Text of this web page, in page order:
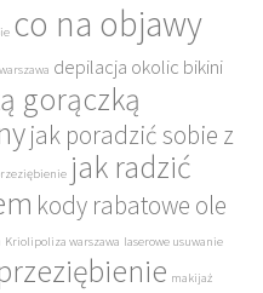
co na objawy
depilacja okolic bikini
gorączką
jak poradzić sobie z
jak radzić
kody rabatowe ole
Kriolipoliza warszawa laserowe usuwanie
makijaż